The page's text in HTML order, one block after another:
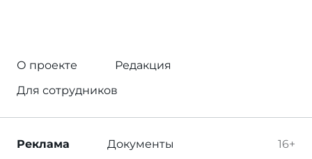
О проекте
Редакция
Для сотрудников
16+
Реклама Документы